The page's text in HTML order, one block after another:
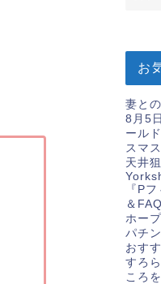
お
妻と
8月5
ール
スマ
天井
『P
＆
ホー
パチ
おす
すろ
ころ